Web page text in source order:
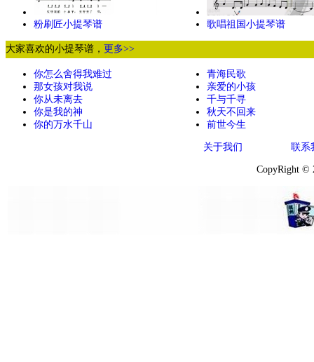
粉刷匠小提琴谱 歌唱祖国小提琴谱
大家喜欢的小提琴谱， 更多>>
你怎么舍得我难过
那女孩对我说
你从未离去
你是我的神
你的万水千山
青海民歌
亲爱的小孩
千与千寻
秋天不回来
前世今生
关于我们 联系
CopyRight ©